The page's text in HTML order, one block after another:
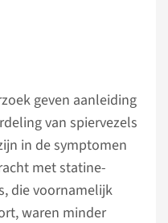
geven aanleiding
van spiervezels
in de symptomen
met statine-
die voornamelijk
waren minder